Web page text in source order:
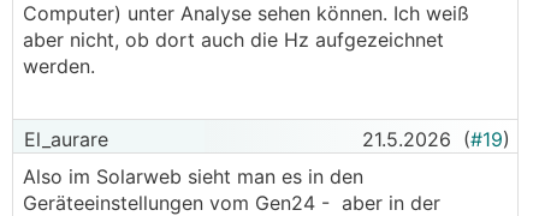
Computer) unter Analyse sehen können. Ich weiß
aber nicht, ob dort auch die Hz aufgezeichnet
werden.
El_aurare 21.5.2026 (#19)
Also im Solarweb sieht man es in den
Geräteeinstellungen vom Gen24 - aber in der